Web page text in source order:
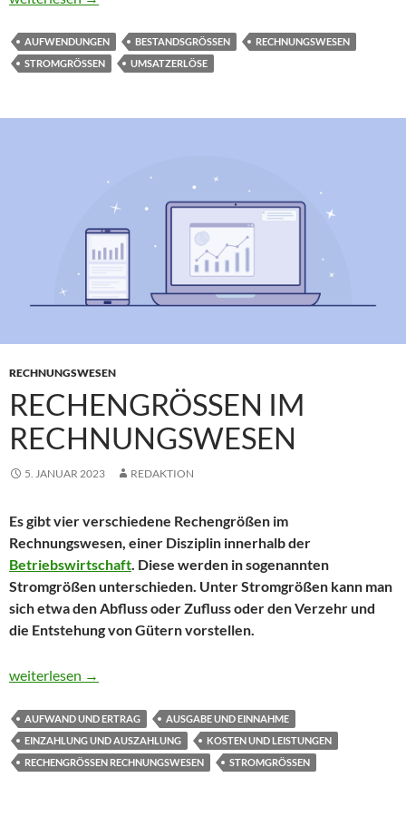
AUFWENDUNGEN BESTANDSGRÖSSEN
RECHNUNGSWESEN
STROMGRÖSSEN
UMSATZERLÖSE
RECHNUNGSWESEN
RECHENGRÖSSEN IM R
ECHNUNGSWESEN
5. JANUAR 2023 REDAKTION
Es gibt vier verschiedene Rechengrößen im
Rechnungswesen, einer Disziplin innerhalb der
Betriebswirtschaft . Diese werden in sogenannten
Stromgrößen unterschieden. Unter Stromgrößen kann man
sich etwa den Abfluss oder Zufluss oder den Verzehr und
die Entstehung von Gütern vorstellen.
Rechengrößen im Rechnungswesen
weiterlesen →
AUFWAND UND ERTRAG
AUSGABE UND EINNAHME
EINZAHLUNG UND AUSZAHLUNG
KOSTEN UND LEISTUNGEN
RECHENGRÖSSEN RECHNUNGSWESEN
STROMGRÖSSEN